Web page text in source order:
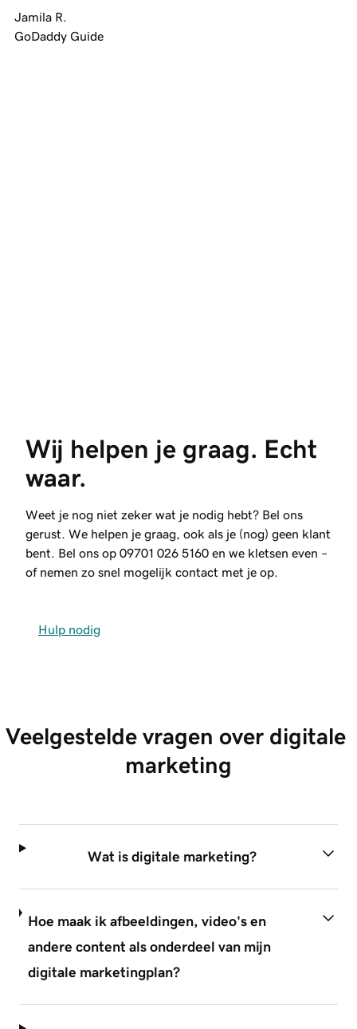
Jamila R.
GoDaddy Guide
Wij helpen je graag. Echt
waar.
Weet je nog niet zeker wat je nodig hebt? Bel ons
gerust. We helpen je graag, ook als je (nog) geen klant
bent. Bel ons op 09701 026 5160 en we kletsen even –
of nemen zo snel mogelijk contact met je op.
Hulp nodig
Veelgestelde vragen over digitale
marketing
Wat is digitale marketing?
Hoe maak ik afbeeldingen, video's en
andere content als onderdeel van mijn
digitale marketingplan?